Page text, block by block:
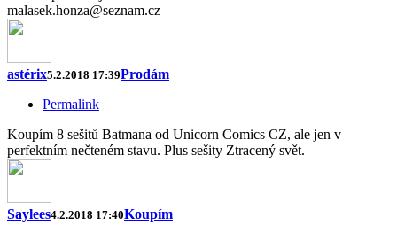
malasek.honza@seznam.cz
astérix5.2.2018 17:39Prodám
Permalink
Koupím 8 sešitů Batmana od Unicorn Comics CZ, ale jen v
perfektním nečteném stavu. Plus sešity Ztracený svět.
Saylees4.2.2018 17:40Koupím